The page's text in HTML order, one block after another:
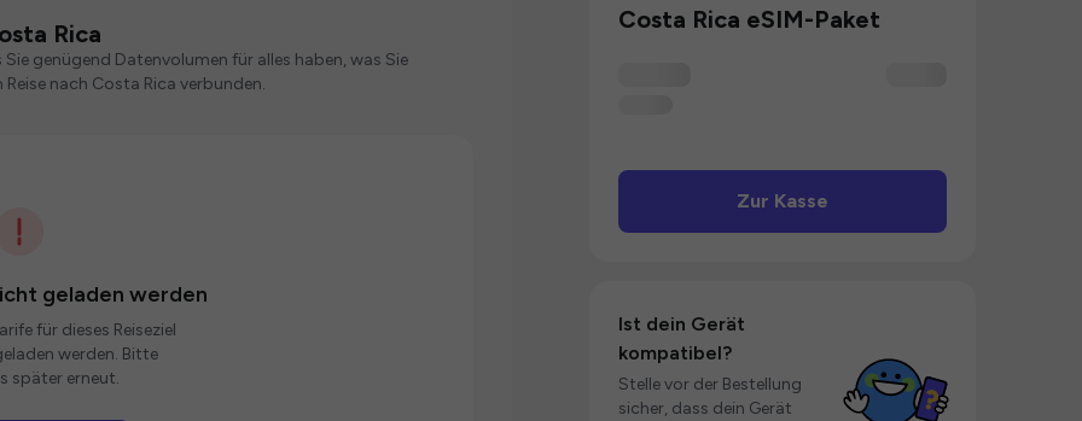
Rica
genügend Datenvolumen für alles haben, was Sie
nach Costa Rica verbunden.
geladen werden
für dieses Reiseziel
werden. Bitte
später erneut.
Costa Rica eSIM-Paket
Zur Kasse
Ist dein Gerät
kompatibel?
Stelle vor der Bestellung
sicher, dass dein Gerät